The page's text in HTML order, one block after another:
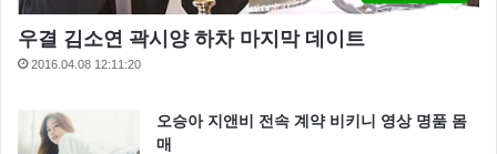
우결 김소연 곽시양 하차 마지막 데이트
2016.04.08 12:11:20
오승아 지앤비 전속 계약 비키니 영상 명품 몸
매